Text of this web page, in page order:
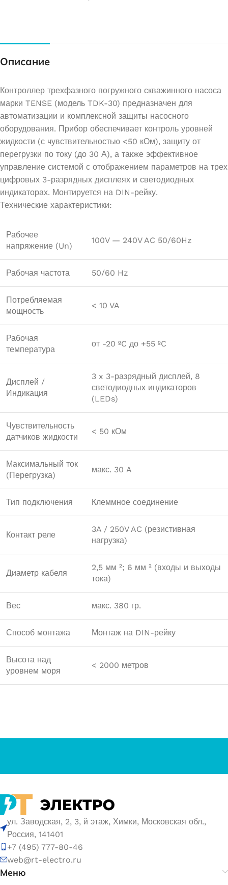
Описание
Контроллер трехфазного погружного скважинного насоса
марки TENSE (модель TDK-30) предназначен для
автоматизации и комплексной защиты насосного
оборудования. Прибор обеспечивает контроль уровней
жидкости (с чувствительностью <50 кОм), защиту от
перегрузки по току (до 30 А), а также эффективное
управление системой с отображением параметров на трех
цифровых 3-разрядных дисплеях и светодиодных
индикаторах. Монтируется на DIN-рейку.
Технические характеристики:
Рабочее
напряжение (Un)
100V — 240V AC 50/60Hz
Рабочая частота 50/60 Hz
Потребляемая
мощность
< 10 VA
Рабочая
температура
от -20 ºC до +55 ºC
Дисплей /
Индикация
3 x 3-разрядный дисплей, 8
светодиодных индикаторов
(LEDs)
Чувствительность
датчиков жидкости
< 50 кОм
Максимальный ток
(Перегрузка)
макс. 30 A
Тип подключения Клеммное соединение
Контакт реле
3A / 250V AC (резистивная
нагрузка)
Диаметр кабеля
2,5 мм ²; 6 мм ² (входы и выходы
тока)
Вес макс. 380 гр.
Способ монтажа Монтаж на DIN-рейку
Высота над
уровнем моря
< 2000 метров
ул. Заводская, 2, 3, й этаж, Химки, Московская обл.,
Россия, 141401
+7 (495) 777-80-46
web@rt-electro.ru
Меню